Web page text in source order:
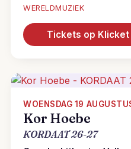
WERELDMUZIEK
Tickets op Klicket
WOENSDAG 19
Kor Hoebe
KORDAAT 26-27